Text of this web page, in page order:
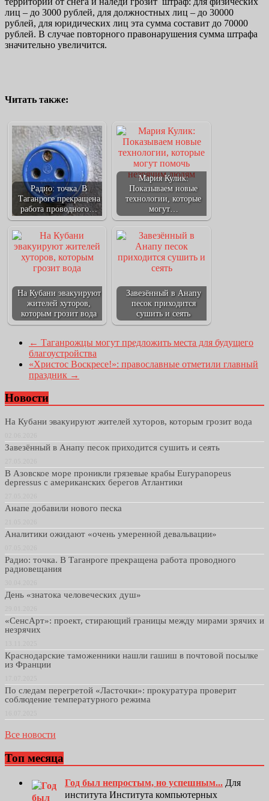
лиц – до 3000 рублей, для должностных лиц – до 30000
рублей, для юридических лиц эта сумма составит до 70000
рублей. В случае повторного правонарушения сумма штрафа
значительно увеличится.
Читать также:
Радио: точка. В
Таганроге прекращена
работа проводного…
Мария Кулик:
Показываем новые
технологии, которые
могут…
На Кубани эвакуируют
жителей хуторов,
которым грозит вода
Завезённый в Анапу
песок приходится
сушить и сеять
← Таганрожцы могут предложить места для будущего
благоустройства
«Христос Воскресе!»: православные отметили главный
праздник →
Новости
На Кубани эвакуируют жителей хуторов, которым грозит вода
Завезённый в Анапу песок приходится сушить и сеять
В Азовское море проникли грязевые крабы Eurypanopeus
depressus с американских берегов Атлантики
Анапе добавили нового песка
Аналитики ожидают «очень умеренной девальвации»
Радио: точка. В Таганроге прекращена работа проводного
радиовещания
День «знатока человеческих душ»
«СенсАрт»: проект, стирающий границы между мирами зрячих и
незрячих
Краснодарские таможенники нашли гашиш в почтовой посылке
из Франции
По следам перегретой «Ласточки»: прокуратура проверит
соблюдение температурного режима
Все новости
Топ месяца
Год был непростым, но успешным... Для
института Института компьютерных